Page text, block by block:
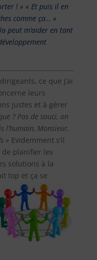
! » « Et puis il en
comme ça… »
peut m’aider en tant
ce que j’ai
leurs
justes et à gérer
? Pas de souci, on
l’humain, Monsieur,
» Evidemment s’il
planifier les
solutions à la
top et ça se